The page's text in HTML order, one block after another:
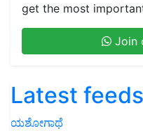
get the most
Join
Latest feeds
ಯಶೋಗಾಥೆ